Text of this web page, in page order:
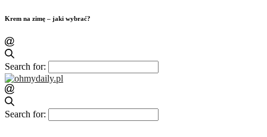
Krem na zimę – jaki wybrać?
Search for:
Search for: